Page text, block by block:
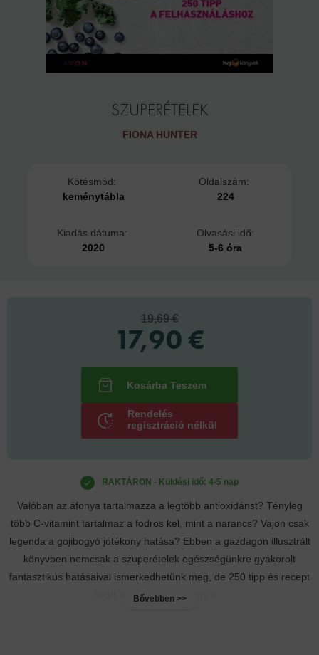
SZUPERÉTELEK
FIONA HUNTER
Kötésmód:
keménytábla
Oldalszám:
224
Kiadás dátuma:
2020
Olvasási idő:
5-6 óra
Valóban az áfonya tartalmazza a legtöbb antioxidánst? Tényleg
több C-vitamint tartalmaz a fodros kel, mint a narancs? Vajon csak
legenda a gojibogyó jótékony hatása? Ebben a gazdagon illusztrált
könyvben nemcsak a szuperételek egészségünkre gyakorolt
fantasztikus hatásaival ismerkedhetünk meg, de 250 tipp és recept
segít minket abban, hogy a...
Bővebben >>
RAKTÁRON - Küldési idő: 4-5 nap
19,69 €
17,90 €
Rendelés
regisztráció nélkül